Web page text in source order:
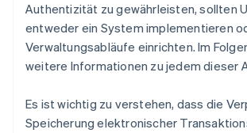
Authentizität zu gewährleisten, sollten
entweder ein System implementieren
Verwaltungsabläufe einrichten. Im
weitere Informationen zu jedem dieser
Es ist wichtig zu verstehen, dass die
Speicherung elektronischer